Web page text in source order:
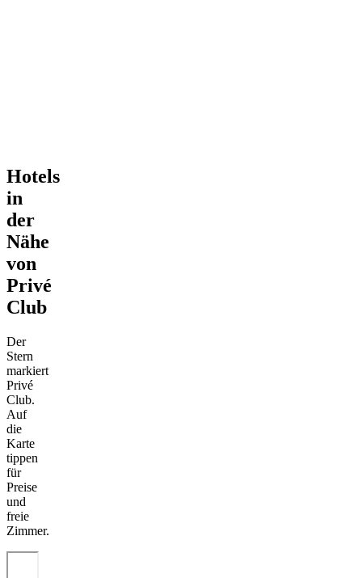
Hotels
in
der
Nähe
von
Privé
Club
Der
Stern
markiert
Privé
Club.
Auf
die
Karte
tippen
für
Preise
und
freie
Zimmer.